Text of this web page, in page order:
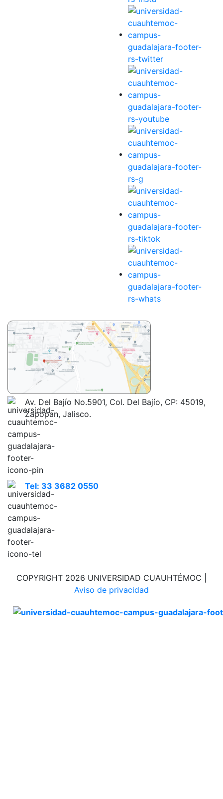
Av. Del Bajío No.5901, Col. Del Bajío, CP: 45019,
Zapopan, Jalisco.
Tel: 33 3682 0550
COPYRIGHT 2026 UNIVERSIDAD CUAUHTÉMOC |
Aviso de privacidad